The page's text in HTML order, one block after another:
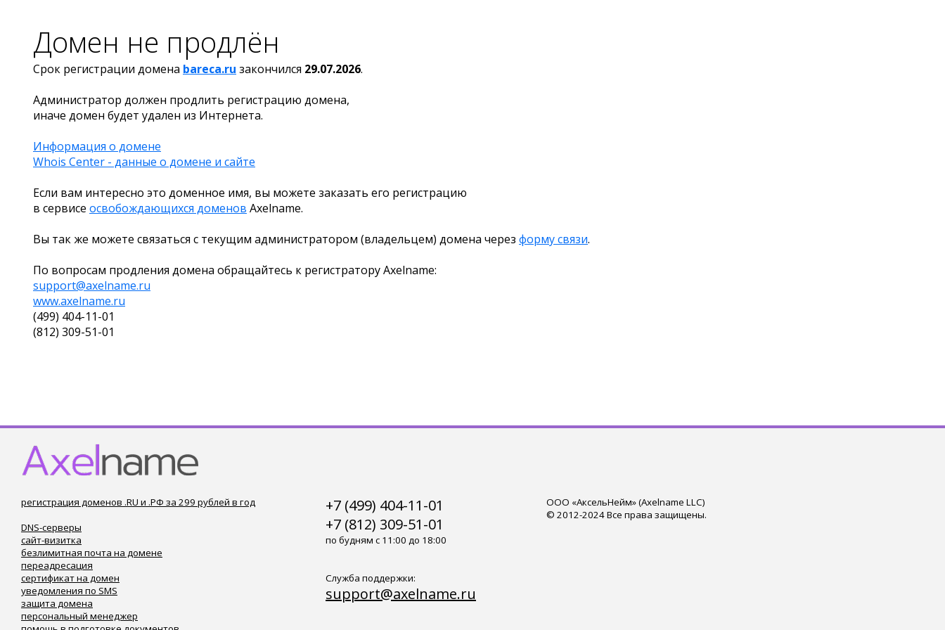
Домен не продлён
Срок регистрации домена bareca.ru закончился 29.07.2026.
Администратор должен продлить регистрацию домена,
иначе домен будет удален из Интернета.
Информация о домене
Whois Center - данные о домене и сайте
Если вам интересно это доменное имя, вы можете заказать его регистрацию
в сервисе освобождающихся доменов Axelname.
Вы так же можете связаться с текущим администратором (владельцем) домена через форму связи.
По вопросам продления домена обращайтесь к регистратору Axelname:
support@axelname.ru
www.axelname.ru
(499) 404-11-01
(812) 309-51-01
регистрация доменов .RU и .РФ за 299 рублей в год
DNS-серверы
сайт-визитка
безлимитная почта на домене
переадресация
сертификат на домен
уведомления по SMS
защита домена
персональный менеджер
+7 (499) 404-11-01
+7 (812) 309-51-01
по будням с 11:00 до 18:00
Служба поддержки:
support@axelname.ru
ООО «АксельНейм» (Axelname LLC)
© 2012-2024 Все права защищены.